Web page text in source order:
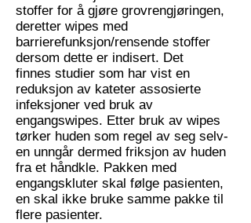
stoffer for å gjøre grovrengjøringen,
deretter wipes med
barrierefunksjon/rensende stoffer
dersom dette er indisert. Det
finnes studier som har vist en
reduksjon av kateter assosierte
infeksjoner ved bruk av
engangswipes. Etter bruk av wipes
tørker huden som regel av seg selv-
en unngår dermed friksjon av huden
fra et håndkle. Pakken med
engangskluter skal følge pasienten,
en skal ikke bruke samme pakke til
flere pasienter.